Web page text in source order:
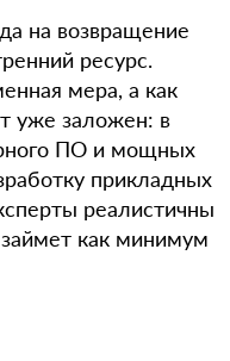
на возвращение
ресурс.
мера, а как
уже заложен: в
ПО и мощных
прикладных
реалистичны
как минимум